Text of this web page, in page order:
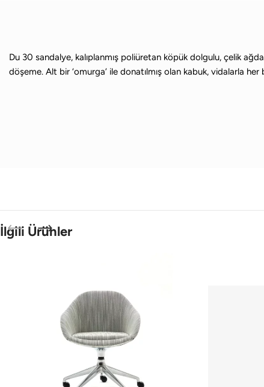
Monitör Kolu
Du 30 sandalye, kalıplanmış poliüretan köpük dolgulu, çelik
döşeme. Alt bir ‘omurga’ ile donatılmış olan kabuk, vidalarla
İlgili Ürünler